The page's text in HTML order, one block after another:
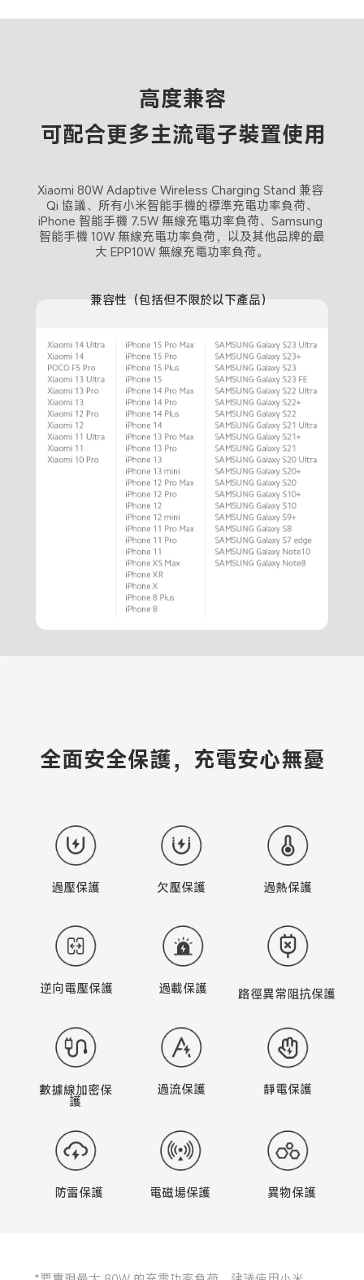
高度兼容
可配合更多主流電子裝置使用
Xiaomi 80W Adaptive Wireless Charging Stand 兼容
Qi 協議、所有小米智能手機的標準充電功率負荷、
iPhone 智能手機 7.5W 無線充電功率負荷、Samsung
智能手機 10W 無線充電功率負荷，以及其他品牌的最
大 EPP10W 無線充電功率負荷。
兼容性（包括但不限於以下產品）
全面安全保護，充電安心無憂
過壓保護 欠壓保護 過熱保護
逆向電壓保護 過載保護 路徑異常阻抗保護
數據線加密保
護
過流保護 靜電保護
防雷保護 電磁場保護 異物保護